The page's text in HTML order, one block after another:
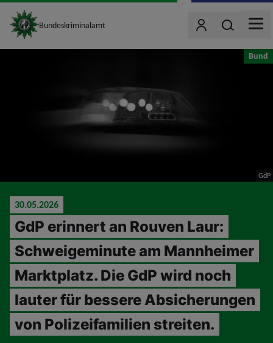
site_logo
Bundeskriminalamt BenutzerWonach
MENU
GdP
Bund
30.05.2026
GdP erinnert an Rouven Laur:
Schweigeminute am Mannheimer
Marktplatz. Die GdP wird noch
lauter für bessere Absicherungen
von Polizeifamilien streiten.